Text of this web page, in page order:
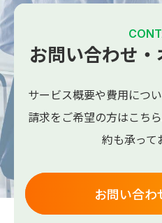
お問い合わせ
サービス概要や費用につ
請求をご希望の方はこちら
約も承って
お問い合わ